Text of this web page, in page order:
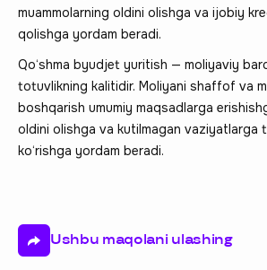
muammolarning oldini olishga va ijobiy
qolishga yordam beradi.
Qo‘shma byudjet yuritish — moliyaviy
totuvlikning kalitidir. Moliyani shaffof va
boshqarish umumiy maqsadlarga
oldini olishga va kutilmagan vaziyatlarga
ko‘rishga yordam beradi.
Ushbu maqolani ulashing